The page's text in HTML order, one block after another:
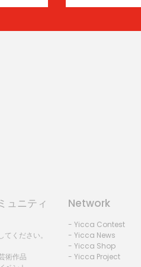
ュニティ
ください。
術作品
Network
- Yicca Contest
- Yicca News
- Yicca Shop
- Yicca Project